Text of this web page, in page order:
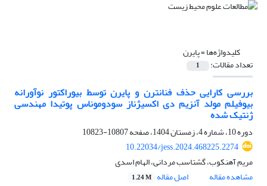
کلیدواژه‌ها =پایرن
تعداد مقالات: 1
بررسی کارایی حذف فنانترن و پایرن توسط بیوراکتور نوآورانه
بیوفیلم مولد آنزیم دی اکسیژناز سودوموناس پوتیدا مهندسی
ژنتیک شده
دوره 10، شماره 4، زمستان 1404، صفحه
10807-10823
10.22034/jess.2024.468225.2274
مریم آهنکوب، گشتاسب مردانی، الهام اسدی
مشاهده مقاله
اصل مقاله 1.24 M